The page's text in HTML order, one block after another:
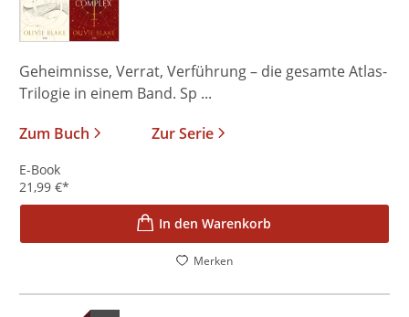
Geheimnisse, Verrat, Verführung – die gesamte Atlas-
Trilogie in einem Band. Sp ...
Zum Buch
Zur Serie
E-Book
21,99 €*
In den Warenkorb
Merken